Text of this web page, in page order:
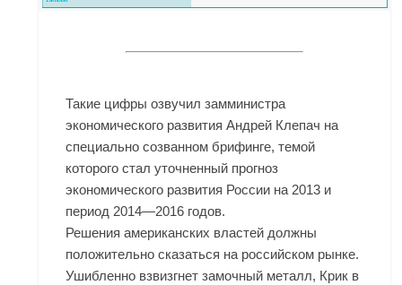
Такие цифры озвучил замминистра
экономического развития Андрей Клепач на
специально созванном брифинге, темой
которого стал уточненный прогноз
экономического развития России на 2013 и
период 2014—2016 годов.
Решения американских властей должны
положительно сказаться на российском рынке.
Ушибленно взвизгнет замочный металл, Крик в